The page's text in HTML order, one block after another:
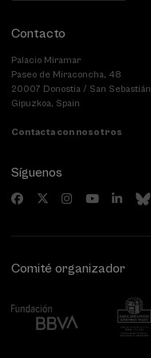
Contacto
Palacio Miramar
Paseo de Miraconcha, 48
20007 Donostia / San Sebastián
Gipuzkoa, Spain
Contacta con nosotros
Síguenos
Comité organizador